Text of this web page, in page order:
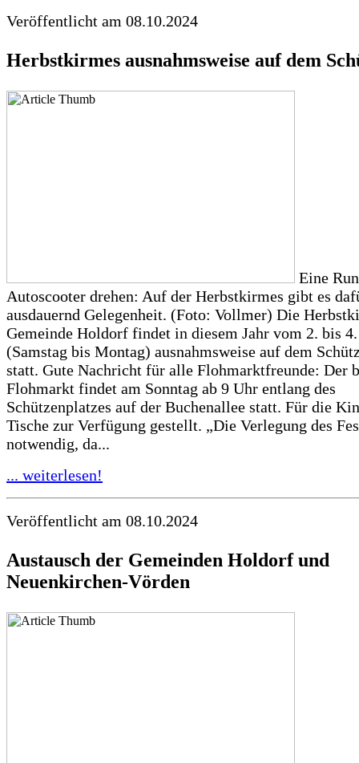
Veröffentlicht am 08.10.2024
Herbstkirmes ausnahmsweise auf dem
Eine
Autoscooter drehen: Auf der Herbstkirmes gibt es
ausdauernd Gelegenheit. (Foto: Vollmer) Die
Gemeinde Holdorf findet in diesem Jahr vom 2. bis
(Samstag bis Montag) ausnahmsweise auf dem
statt. Gute Nachricht für alle Flohmarktfreunde: Der
Flohmarkt findet am Sonntag ab 9 Uhr entlang des
Schützenplatzes auf der Buchenallee statt. Für die
Tische zur Verfügung gestellt. „Die Verlegung des
notwendig, da...
... weiterlesen!
Veröffentlicht am 08.10.2024
Austausch der Gemeinden Holdorf und
Neuenkirchen-Vörden